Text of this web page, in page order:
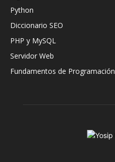
Python
Diccionario SEO
PHP y MySQL
Servidor Web
Fundamentos de Programación